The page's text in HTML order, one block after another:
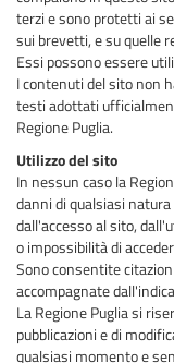
terzi e sono protetti ai
sui brevetti, e su quelle
Essi possono essere
I contenuti del sito non
testi adottati
Regione Puglia.
Utilizzo del sito
In nessun caso la
danni di qualsiasi
dall'accesso al sito,
o impossibilità di
Sono consentite
accompagnate
La Regione Puglia si
pubblicazioni e di
qualsiasi momento e